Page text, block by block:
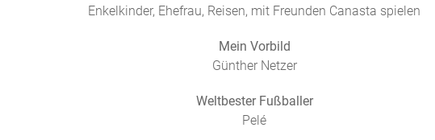
Enkelkinder, Ehefrau, Reisen, mit Freunden Canasta spielen
Mein Vorbild
Günther Netzer
Weltbester Fußballer
Pelé